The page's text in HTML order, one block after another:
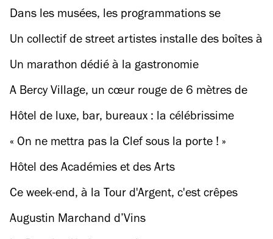
Dans les musées, les programmations se
laissent pousser des elles
Un collectif de street artistes installe des boîtes à
musique sur les murs de Paris
Un marathon dédié à la gastronomie
hongkongaise débarque à Paris
A Bercy Village, un cœur rouge de 6 mètres de
haut installé pour la Saint-Valentin
Hôtel de luxe, bar, bureaux : la célébrissime
poste du Louvre rouvre ses guichets
« On ne mettra pas la Clef sous la porte ! »
Reportage dans le dernier cinéma associatif de
Paris
Hôtel des Académies et des Arts
Ce week-end, à la Tour d'Argent, c'est crêpes
gratuites pour les enfants
Augustin Marchand d’Vins